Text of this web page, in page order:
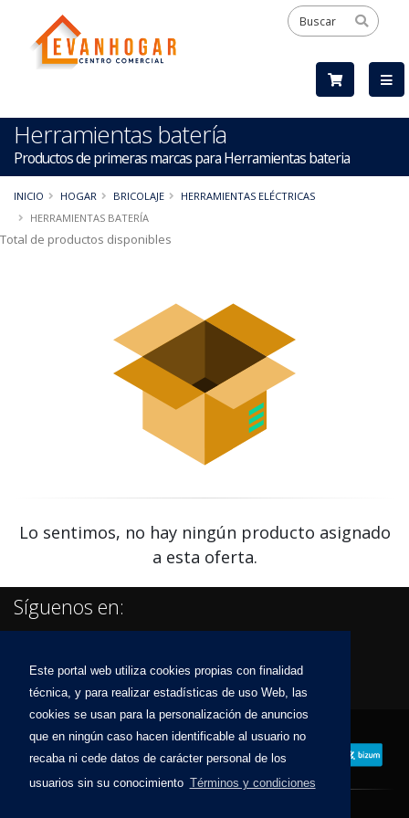
Este portal web utiliza cookies propias con finalidad
técnica, y para realizar estadísticas de uso Web, las
cookies se usan para la personalización de anuncios
que en ningún caso hacen identificable al usuario no
recaba ni cede datos de carácter personal de los
usuarios sin su conocimiento Términos y condiciones
Herramientas batería
Productos de primeras marcas para Herramientas bateria
INICIO HOGAR BRICOLAJE
HERRAMIENTAS ELÉCTRICAS
HERRAMIENTAS BATERÍA
Total de productos disponibles
Lo sentimos, no hay ningún producto asignado
a esta oferta.
Síguenos en: